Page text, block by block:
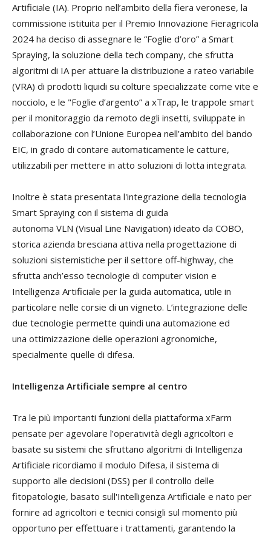
Artificiale (IA). Proprio nell’ambito della fiera veronese, la
commissione istituita per il Premio Innovazione Fieragricola
2024 ha deciso di assegnare le “Foglie d’oro” a Smart
Spraying, la soluzione della tech company, che sfrutta
algoritmi di IA per attuare la distribuzione a rateo variabile
(VRA) di prodotti liquidi su colture specializzate come vite e
nocciolo, e le "Foglie d’argento” a xTrap, le trappole smart
per il monitoraggio da remoto degli insetti, sviluppate in
collaborazione con l’Unione Europea nell’ambito del bando
EIC, in grado di contare automaticamente le catture,
utilizzabili per mettere in atto soluzioni di lotta integrata.
Inoltre è stata presentata l'integrazione della tecnologia
Smart Spraying con il sistema di guida
autonoma VLN (Visual Line Navigation) ideato da COBO,
storica azienda bresciana attiva nella progettazione di
soluzioni sistemistiche per il settore off-highway, che
sfrutta anch’esso tecnologie di computer vision e
Intelligenza Artificiale per la guida automatica, utile in
particolare nelle corsie di un vigneto. L’integrazione delle
due tecnologie permette quindi una automazione ed
una ottimizzazione delle operazioni agronomiche,
specialmente quelle di difesa.
Intelligenza Artificiale sempre al centro
Tra le più importanti funzioni della piattaforma xFarm
pensate per agevolare l’operatività degli agricoltori e
basate su sistemi che sfruttano algoritmi di Intelligenza
Artificiale ricordiamo il modulo Difesa, il sistema di
supporto alle decisioni (DSS) per il controllo delle
fitopatologie, basato sull'Intelligenza Artificiale e nato per
fornire ad agricoltori e tecnici consigli sul momento più
opportuno per effettuare i trattamenti, garantendo la